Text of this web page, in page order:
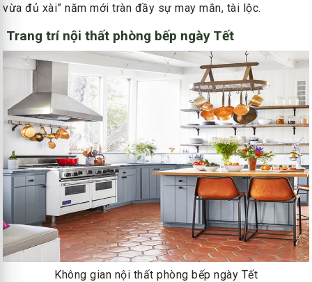
vừa đủ xài” năm mới tràn đầy sự may mắn, tài lộc.
Trang trí nội thất phòng bếp ngày Tết
Không gian nội thất phòng bếp ngày Tết